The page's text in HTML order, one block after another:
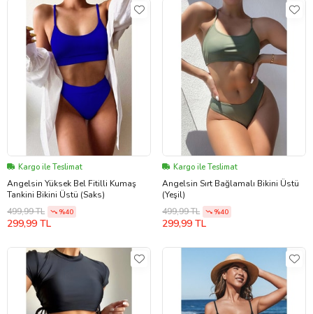
Kargo ile Teslimat
Angelsin Yüksek Bel Fitilli Kumaş
Tankini Bikini Üstü (Saks)
499,99 TL
%40
299,99 TL
Kargo ile Teslimat
Angelsin Sırt Bağlamalı Bikini Üstü
(Yeşil)
499,99 TL
%40
299,99 TL